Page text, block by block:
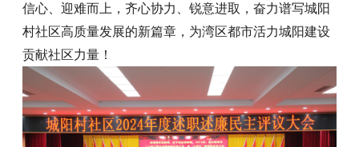
信心、迎难而上，齐心协力、锐意进取，奋力谱写城阳
村社区高质量发展的新篇章，为湾区都市活力城阳建设
贡献社区力量！